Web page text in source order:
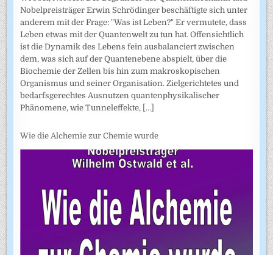
Nobelpreisträger Erwin Schrödinger beschäftigte sich unter
anderem mit der Frage: "Was ist Leben?" Er vermutete, dass
Leben etwas mit der Quantenwelt zu tun hat. Offensichtlich
ist die Dynamik des Lebens fein ausbalanciert zwischen
dem, was sich auf der Quantenebene abspielt, über die
Biochemie der Zellen bis hin zum makroskopischen
Organismus und seiner Organisation. Zielgerichtetes und
bedarfsgerechtes Ausnutzen quantenphysikalischer
Phänomene, wie Tunneleffekte, [...]
Wie die Alchemie zur Chemie wurde